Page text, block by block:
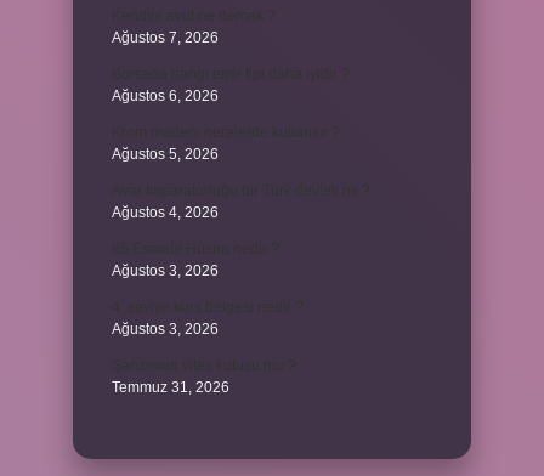
Ağustos 7, 2026
Ağustos 6, 2026
Ağustos 5, 2026
Ağustos 4, 2026
Ağustos 3, 2026
Ağustos 3, 2026
Temmuz 31, 2026